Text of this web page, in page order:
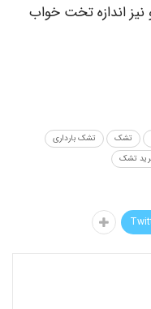
تخت خواب
تشک بارداری